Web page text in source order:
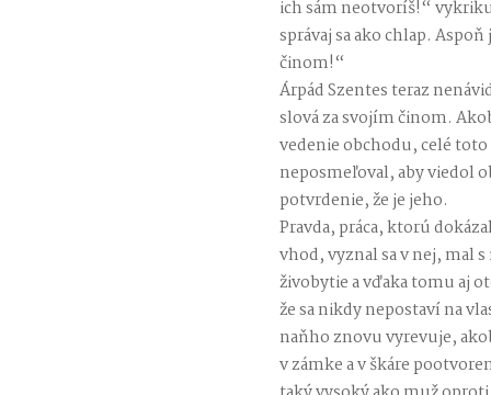
ich sám neotvoríš!“
správaj sa ako chlap.
činom!“
Árpád Szentes teraz
slová za svojím činom.
vedenie obchodu, celé
neposmeľoval, aby viedol
potvrdenie, že je jeho.
Pravda, práca, ktorú
vhod, vyznal sa v nej, mal
živobytie a vďaka tomu aj
že sa nikdy nepostaví na
naňho znovu vyrevuje,
v zámke a v škáre